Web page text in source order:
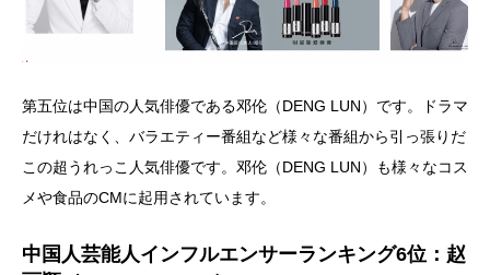
第五位は中国の人気俳優である邓伦（DENG LUN）です。ドラマ
だけれはなく、バラエティー番組など様々な番組から引っ張りだ
この超うれっこ人気俳優です。邓伦（DENG LUN）も様々なコス
メや食品のCMに起用されています。
中国人芸能人インフルエンサーランキング6位：赵